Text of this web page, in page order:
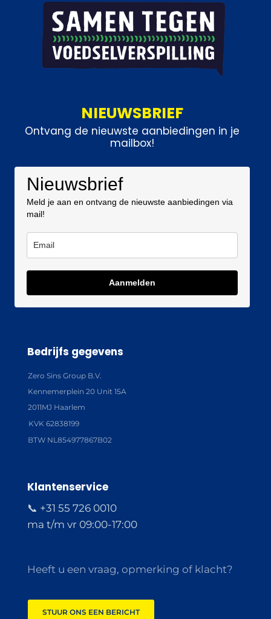
NIEUWSBRIEF
Ontvang de nieuwste aanbiedingen in je
mailbox!
Nieuwsbrief
Meld je aan en ontvang de nieuwste aanbiedingen via
mail!
Aanmelden
Bedrijfs gegevens
Zero Sins Group B.V.
Kennemerplein 20 Unit 15A
2011MJ Haarlem
KVK 62838199
BTW NL854977867B02
Klantenservice
📞 +31 55 726 0010
ma t/m vr 09:00-17:00
Heeft u een vraag, opmerking of klacht?
STUUR ONS EEN BERICHT